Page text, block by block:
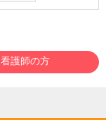
看護師の方